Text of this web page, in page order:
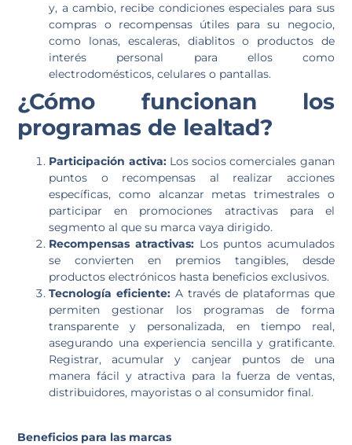
y, a cambio, recibe condiciones especiales para sus
compras o recompensas útiles para su negocio,
como lonas, escaleras, diablitos o productos de
interés personal para ellos como
electrodomésticos, celulares o pantallas.
¿Cómo funcionan los
programas de lealtad?
Participación activa:Los socios comerciales ganan
puntos o recompensas al realizar acciones
específicas, como alcanzar metas trimestrales o
participar en promociones atractivas para el
segmento al que su marca vaya dirigido.
Recompensas atractivas:Los puntos acumulados
se convierten en premios tangibles, desde
productos electrónicos hasta beneficios exclusivos.
Tecnología eficiente: A través de plataformas que
permiten gestionar los programas de forma
transparente y personalizada, en tiempo real,
asegurando una experiencia sencilla y gratificante.
Registrar, acumular y canjear puntos de una
manera fácil y atractiva para la fuerza de ventas,
distribuidores, mayoristas o al consumidor final.
Beneficios para las marcas